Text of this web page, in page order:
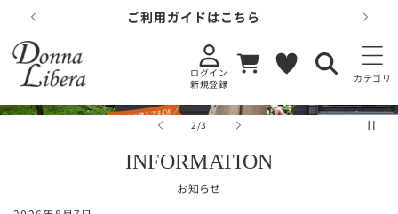
コンテンツに
進む ご利用ガイドはこちら
カテゴリ
ログイン
新規登録
ト
気
に
2/の
3
INFORMATION
お知らせ